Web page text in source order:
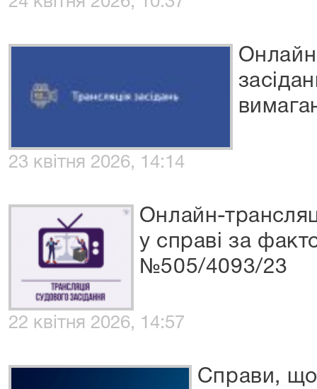
23 квітня 2026, 14:14
Онлайн-
у справі за
№505/4093/23
22 квітня 2026, 14:57
Справи, що